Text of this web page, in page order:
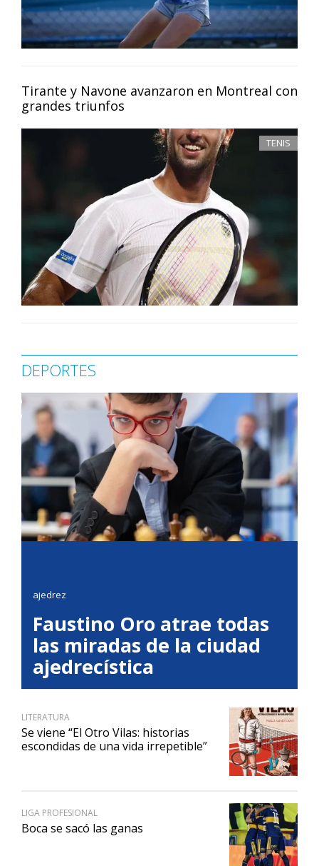
Tirante y Navone avanzaron en Montreal con
grandes triunfos
TENIS
DEPORTES
ajedrez
Faustino Oro atrae todas
las miradas de la ciudad
ajedrecística
LITERATURA
Se viene “El Otro Vilas: historias
escondidas de una vida irrepetible”
LIGA PROFESIONAL
Boca se sacó las ganas